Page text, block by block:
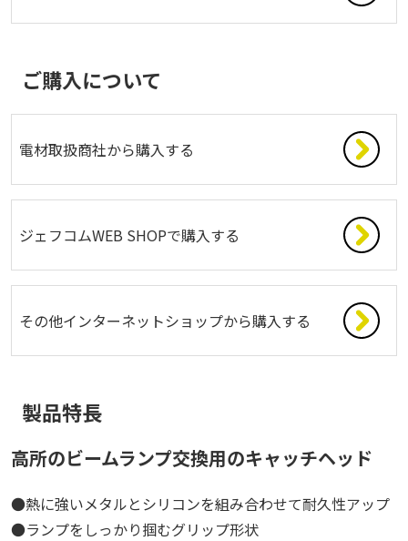
ご購入について
電材取扱商社から購入する
ジェフコムWEB SHOPで購入する
その他インターネットショップから購入する
製品特長
高所のビームランプ交換用のキャッチヘッド
●熱に強いメタルとシリコンを組み合わせて耐久性アップ
●ランプをしっかり掴むグリップ形状